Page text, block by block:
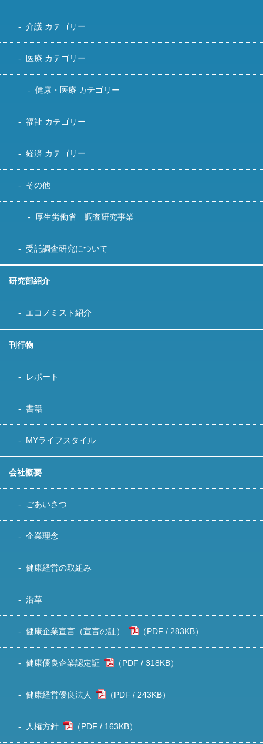
介護 カテゴリー
医療 カテゴリー
健康・医療 カテゴリー
福祉 カテゴリー
経済 カテゴリー
その他
厚生労働省 調査研究事業
受託調査研究について
研究部紹介
エコノミスト紹介
刊行物
レポート
書籍
MYライフスタイル
会社概要
ごあいさつ
企業理念
健康経営の取組み
沿革
健康企業宣言（宣言の証） 283KB）
健康優良企業認定証 318KB）
健康経営優良法人 243KB）
人権方針 163KB）